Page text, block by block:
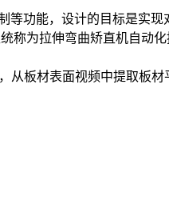
功能，设计的目标是实
称为拉伸弯曲矫直机自动化
板材表面视频中提取板材